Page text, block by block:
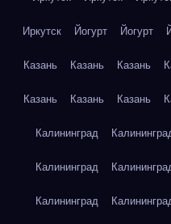
Иркутск Йогурт Йогурт
Казань Казань Казань
Казань Казань Казань
Калининград
Калининград
Калининград